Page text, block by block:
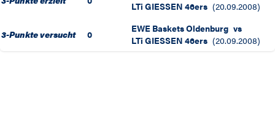
LTi GIESSEN 46ers (20.09.2008)
3-Punkte versucht 0 EWE Baskets Oldenburg vs
LTi GIESSEN 46ers (20.09.2008)